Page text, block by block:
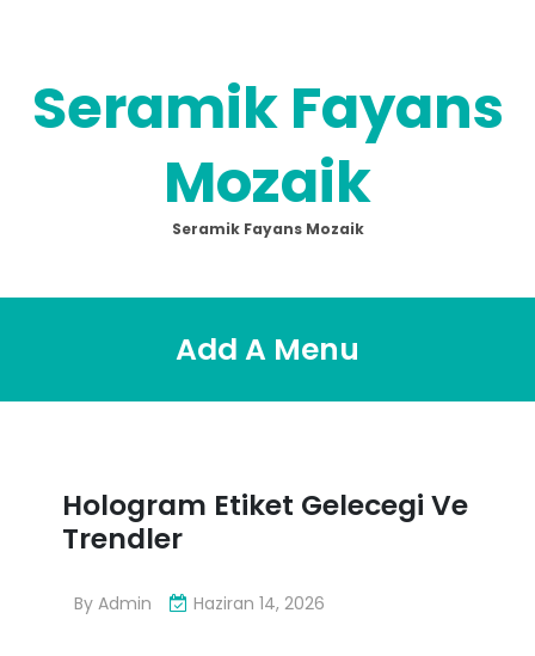
Seramik Fayans
Mozaik
Seramik Fayans Mozaik
Add A Menu
Hologram Etiket Gelecegi Ve
Trendler
By Admin Haziran 14, 2026